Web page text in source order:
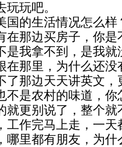
玩吧。
的生活情况怎么样
那边买房子，你是
是我拿不到，是我就
那里，为什么还没
那边天天讲英文，
不是农村的味道，
就更别说了，整个
工作完马上走，一
哪里都有朋友，为